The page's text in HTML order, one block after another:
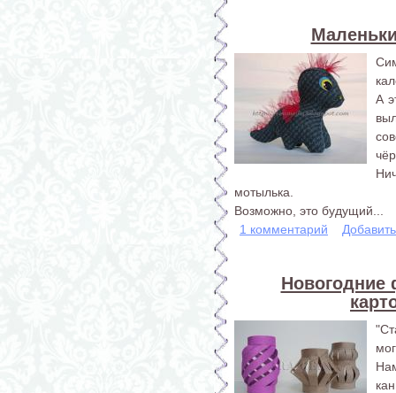
А
мотылька.
Возможно, это будущий...
1 комментарий
Новогодние